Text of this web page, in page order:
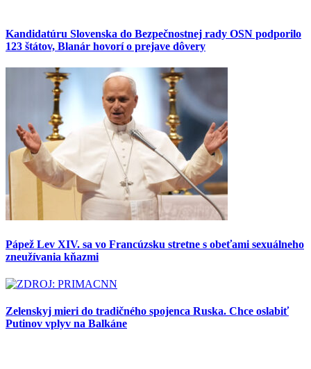
Kandidatúru Slovenska do Bezpečnostnej rady OSN podporilo
123 štátov, Blanár hovorí o prejave dôvery
Pápež Lev XIV. sa vo Francúzsku stretne s obeťami sexuálneho
zneužívania kňazmi
Zelenskyj mieri do tradičného spojenca Ruska. Chce oslabiť
Putinov vplyv na Balkáne